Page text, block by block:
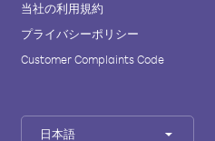
当社の利用規約
プライバシーポリシー
Customer Complaints Code
日本語